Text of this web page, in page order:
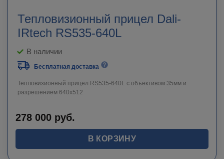
Тепловизионный прицел Dali-
IRtech RS535-640L
В наличии
Бесплатная доставка
Тепловизионный прицел RS535-640L c объективом 35мм и
разрешением 640х512
278 000 руб.
В КОРЗИНУ